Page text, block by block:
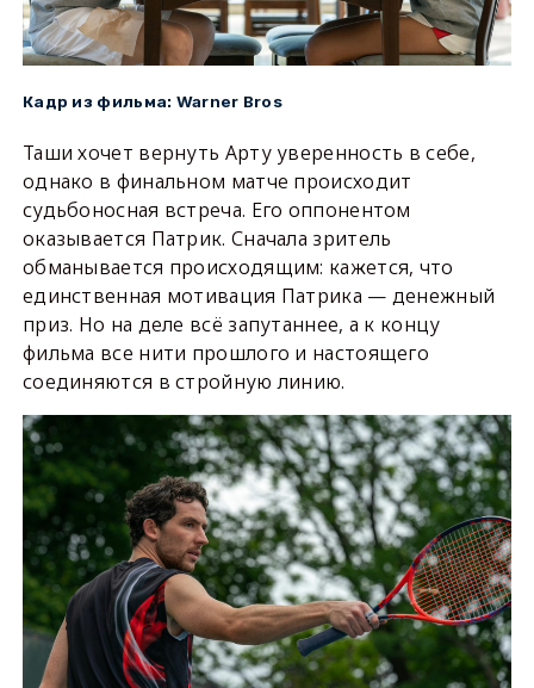
Кадр из фильма: Warner Bros
Таши хочет вернуть Арту уверенность в себе,
однако в финальном матче происходит
судьбоносная встреча. Его оппонентом
оказывается Патрик. Сначала зритель
обманывается происходящим: кажется, что
единственная мотивация Патрика — денежный
приз. Но на деле всё запутаннее, а к концу
фильма все нити прошлого и настоящего
соединяются в стройную линию.